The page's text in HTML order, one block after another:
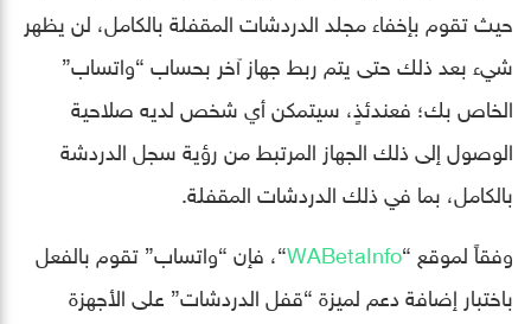
حيث تقوم بإخفاء مجلد الدردشات المقفلة بالكامل، لن يظهر
شيء بعد ذلك حتى يتم ربط جهاز آخر بحساب “واتساب”
الخاص بك؛ فعندئذٍ، سيتمكن أي شخص لديه صلاحية
الوصول إلى ذلك الجهاز المرتبط من رؤية سجل الدردشة
بالكامل، بما في ذلك الدردشات المقفلة.
وفقاً لموقع “WABetaInfo“، فإن “واتساب” تقوم بالفعل
باختبار إضافة دعم لميزة “قفل الدردشات” على الأجهزة